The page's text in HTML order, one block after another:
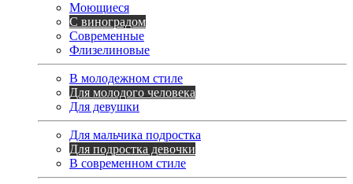
Моющиеся
С виноградом
Современные
Флизелиновые
В молодежном стиле
Для молодого человека
Для девушки
Для мальчика подростка
Для подростка девочки
В современном стиле